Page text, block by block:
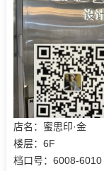
店名：蜜思印·金
楼层：6F
档口号：6008-6010